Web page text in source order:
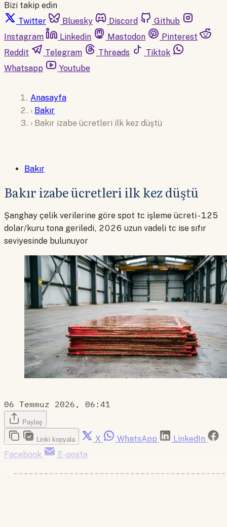
Bizi takip edin
Twitter
Bluesky Discord
Github
Instagram
Linkedin Mastodon
Pinterest
Reddit
Telegram Threads
Tiktok
Whatsapp
Youtube
Anasayfa
› Bakır
› Bakır izabe ücretleri ilk kez düştü
Bakır
Bakır izabe ücretleri ilk kez düştü
Şanghay çelik verilerine göre spot tc işleme ücreti -125
dolar/kuru tona geriledi, 2026 uzun vadeli tc ise sıfır
seviyesinde bulunuyor
06 Temmuz 2026, 06:41
Paylaş
Linki kopyala X WhatsApp
LinkedIn
Facebook
E-posta